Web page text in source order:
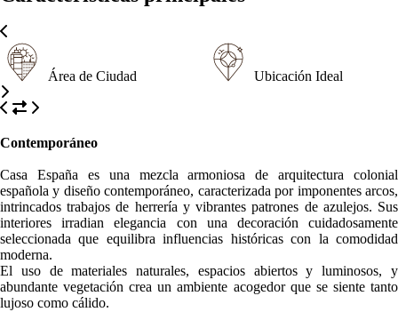
Área de Ciudad Ubicación Ideal
Contemporáneo
Casa España es una mezcla armoniosa de arquitectura colonial
española y diseño contemporáneo, caracterizada por imponentes arcos,
intrincados trabajos de herrería y vibrantes patrones de azulejos. Sus
interiores irradian elegancia con una decoración cuidadosamente
seleccionada que equilibra influencias históricas con la comodidad
moderna.
El uso de materiales naturales, espacios abiertos y luminosos, y
abundante vegetación crea un ambiente acogedor que se siente tanto
lujoso como cálido.